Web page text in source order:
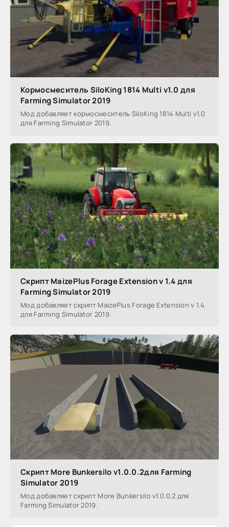
Кормосмеситель SiloKing 1814 Multi v1.0 для
Farming Simulator 2019
Мод добавляет кормосмеситель SiloKing 1814 Multi v1.0
для Farming Simulator 2019.
Скрипт MaizePlus Forage Extension v 1.4 для
Farming Simulator 2019
Мод добавляет скрипт MaizePlus Forage Extension v 1.4
для Farming Simulator 2019.
Скрипт More Bunkersilo v1.0.0.2для Farming
Simulator 2019
Мод добавляет скрипт More Bunkersilo v1.0.0.2 для
Farming Simulator 2019.